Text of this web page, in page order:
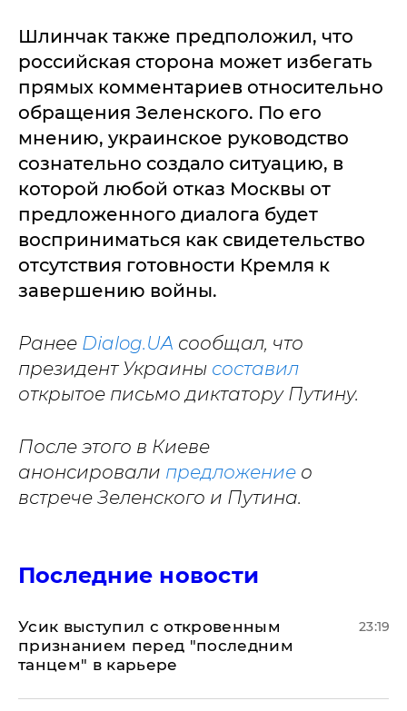
Шлинчак также предположил, что
российская сторона может избегать
прямых комментариев относительно
обращения Зеленского. По его
мнению, украинское руководство
сознательно создало ситуацию, в
которой любой отказ Москвы от
предложенного диалога будет
восприниматься как свидетельство
отсутствия готовности Кремля к
завершению войны.
Ранее Dialog.UA сообщал, что
президент Украины составил
открытое письмо диктатору Путину.
После этого в Киеве
анонсировали предложение о
встрече Зеленского и Путина.
Последние новости
Усик выступил с откровенным
признанием перед "последним
танцем" в карьере
23:19